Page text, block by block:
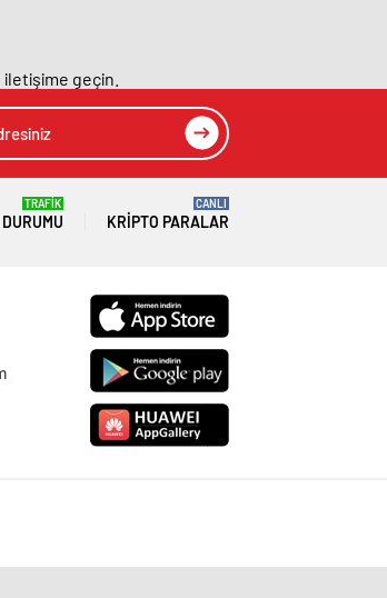
geçin.
TRAFİK
KRIPTO PARALAR
CANLI